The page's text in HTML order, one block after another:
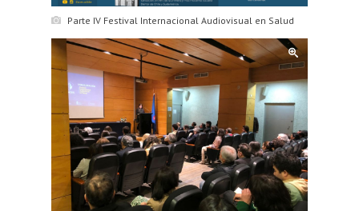
Parte IV Festival Internacional Audiovisual en Salud